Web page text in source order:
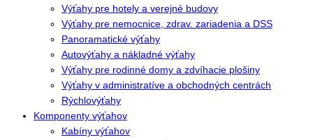
Výťahy pre hotely a verejné budovy
Výťahy pre nemocnice, zdrav. zariadenia a DSS
Panoramatické výťahy
Autovýťahy a nákladné výťahy
Výťahy pre rodinné domy a zdvíhacie plošiny
Výťahy v administratíve a obchodných centrách
Rýchlovýťahy
Komponenty výťahov
Kabíny výťahov